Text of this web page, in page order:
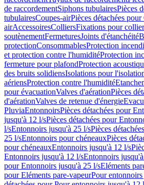
de raccordementSiphons tubulairesPièces
tubulairesCoupes-airPièces détachées
airAccessoiresColliersFixations pour
soutènementFermeturesJoints d'étanchéité
protectionConsommablesProtection
et protection contre l'humiditéProtection
fermeture pour plafondProtection
des bruits solidiensIsolations pour
aériensProtection contre l'humidité
pour évacuationValves d'aérationPièces
d'aérationValves de retenue d'énergie
PluviaEntonnoirsPièces détachées pour
jusqu'à 12 l/sPièces détachées pour
l/sEntonnoirs jusqu'à 25 l/sPièces
25 l/sEntonnoirs pour chéneauxPièces
pour chéneauxEntonnoirs jusqu'à 12 l/s
Entonnoirs jusqu'à 12 l/sEntonnoirs
pour Entonnoirs jusqu'à 25 l/sEléments
pour Eléments pare-vapeurPour